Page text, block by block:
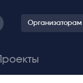
Организаторам
Проекты